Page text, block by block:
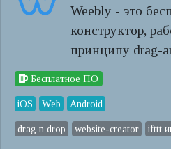
Weebly - это
конструктор,
принципу drag-
Бесплатное ПО
iOS Web Android
drag n drop website-creator ifttt